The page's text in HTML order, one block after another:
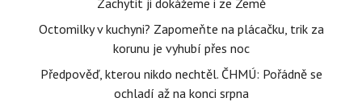
Zachytit ji dokážeme i ze Země
Octomilky v kuchyni? Zapomeňte na plácačku, trik za
korunu je vyhubí přes noc
Předpověď, kterou nikdo nechtěl. ČHMÚ: Pořádně se
ochladí až na konci srpna